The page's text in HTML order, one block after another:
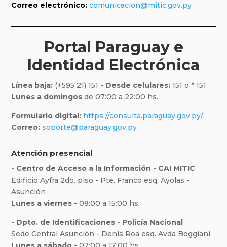
Correo electrónico: comunicacion@mitic.gov.py
Portal Paraguay e
Identidad Electrónica
Línea baja: (+595 21) 151 - Desde celulares: 151 o * 151
Lunes a domingos de 07:00 a 22:00 hs.
Formulario digital: https://consulta.paraguay.gov.py/
Correo: soporte@paraguay.gov.py
Atención presencial
- Centro de Acceso a la Información - CAI MITIC
Edificio Ayfra 2do. piso - Pte. Franco esq. Ayolas -
Asunción
Lunes a viernes - 08:00 a 15:00 hs.
- Dpto. de Identificaciones - Policía Nacional
Sede Central Asunción - Denis Roa esq. Avda Boggiani